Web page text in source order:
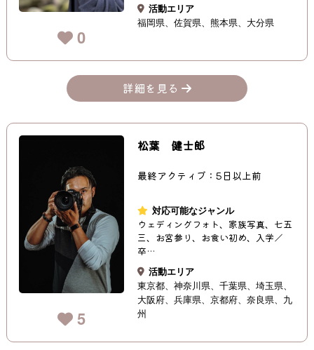
0
活動エリア
福岡県
佐賀県 熊本県 大分県
詳細を見る
5
松葉 健士郎
最終アクティブ：5日以上前
対応可能なジャンル
ウェディングフォト、家族写真、七五
三、お宮参り、お食い初め、入学／
卒…
活動エリア
東京都
神奈川県 千葉県
埼玉県
大阪府
兵庫県 京都府 奈良県
九
州